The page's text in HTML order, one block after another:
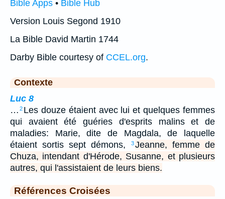
Bible Apps • Bible Hub
Version Louis Segond 1910
La Bible David Martin 1744
Darby Bible courtesy of CCEL.org.
Contexte
Luc 8
… 2 Les douze étaient avec lui et quelques femmes
qui avaient été guéries d'esprits malins et de
maladies: Marie, dite de Magdala, de laquelle
étaient sortis sept démons,
3Jeanne, femme de
Chuza, intendant d'Hérode, Susanne, et plusieurs
autres, qui l'assistaient de leurs biens.
Références Croisées